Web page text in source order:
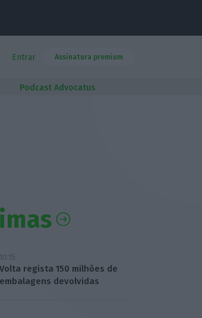
Entrar Assinatura premium
Podcast Advocatus
10:15
Volta regista 150 milhões de
embalagens devolvidas